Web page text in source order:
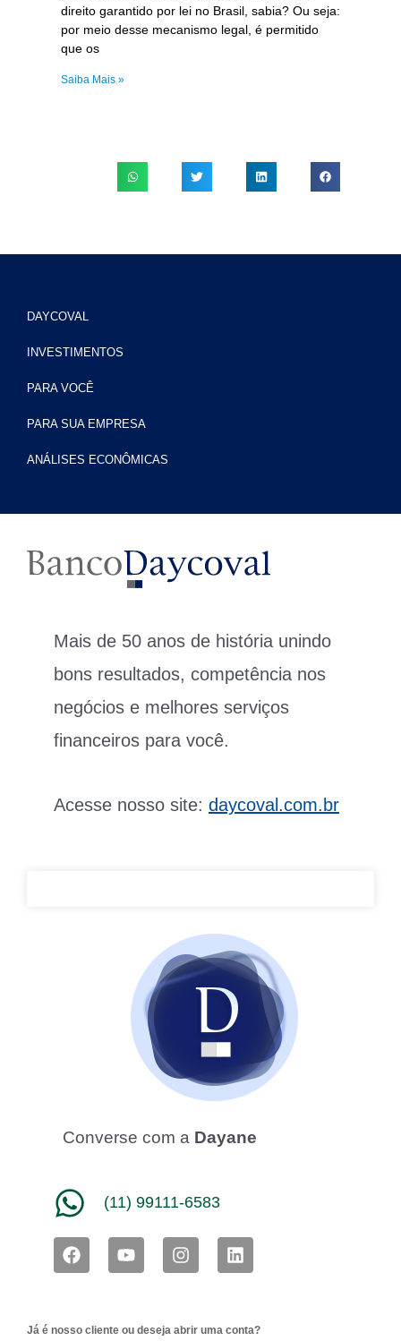
direito garantido por lei no Brasil, sabia? Ou seja:
por meio desse mecanismo legal, é permitido
que os
Saiba Mais »
DAYCOVAL
INVESTIMENTOS
PARA VOCÊ
PARA SUA EMPRESA
ANÁLISES ECONÔMICAS
Mais de 50 anos de história unindo
bons resultados, competência nos
negócios e melhores serviços
financeiros para você.
Acesse nosso site: daycoval.com.br
Converse com a Dayane
(11) 99111-6583
F
a
o
Y
o
b
I
n
g
L
i
d
Já é nosso cliente ou deseja abrir uma conta?